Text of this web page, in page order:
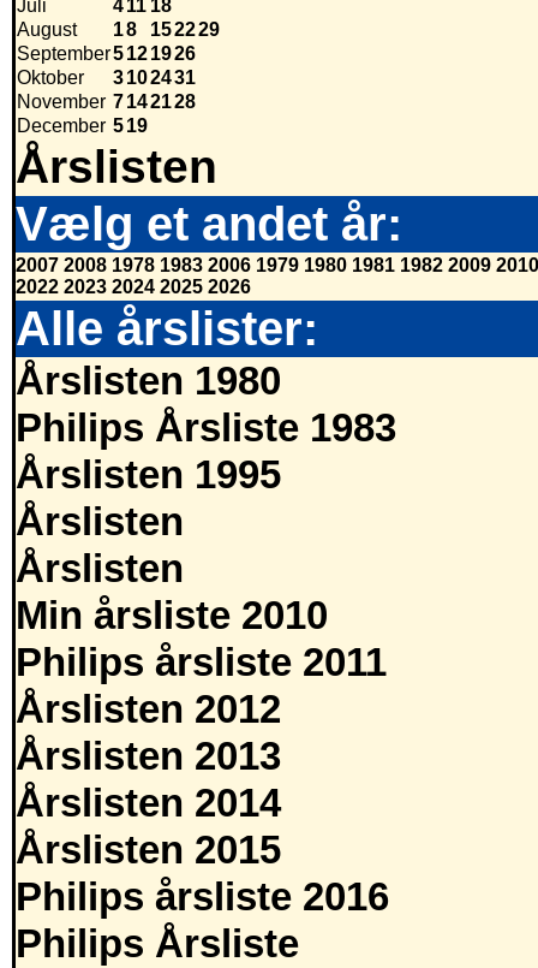
Juli 411 18
August
18 152229
September5121926
Oktober
3102431
November 7142128
December 519
Årslisten
Vælg et andet år:
2007 2008 1978 1983 2006 1979 1980 1981 1982 2009 2010
2022 2023 2024 2025 2026
Alle årslister:
Årslisten 1980
Philips Årsliste 1983
Årslisten 1995
Årslisten
Årslisten
Min årsliste 2010
Philips årsliste 2011
Årslisten 2012
Årslisten 2013
Årslisten 2014
Årslisten 2015
Philips årsliste 2016
Philips Årsliste